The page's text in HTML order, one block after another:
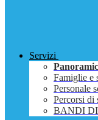
Servizi
Famiglie e
Personale
Percorsi di
BANDI